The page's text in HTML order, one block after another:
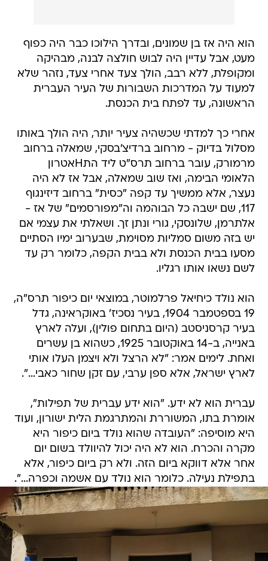
הוא היה אז בן שמונים, ובדרך הילוכו כבר היה כפוף
מעט, אבל עדיין היה לבוש חולצה לבנה, מבהיקה
ומקופלת, ללא רבב, הולך צעד אחרי צעד, נזהר שלא
למעוד על המדרכות השבורות של העיר העברית
הראשונה, עד לפתח בית הכנסת.
אחרי כך למדתי שכשהיה צעיר יותר, היה הולך באותו
מסלול בדיוק - מרחוב ברדיצ'בסקי, שמאלה ברחוב
מרמורק, עובר ברחוב תרס"ט ליד התHאטרון
הלאומי הבימה, ואז שוב שמאלה, אבל אז לא היה
נעצר, אלא ממשיך עד קפה "כסית" ברחוב דיזינגוף
117, שם ישבה כל הבוהמה וה"מפורסמים" של אז -
אלתרמן, שלונסקי, גורי ונתן זך. ושאלתי את עצמי אם
יש בזה משום סמליות מסוימת, שבערוב ימיו הסתיים
מסעו בבית הכנסת ולא בבית הקפה, כלומר רק עד
לשם נשאו אותו רגליו.
הוא נולד כיחיאל פרלמוטר, במוצאי יום כיפור תרס"ה,
19 בספטמבר 1904, בעיר נסכיז' באוקראינה, גדל
בעיר קרסניסטב (היום בתחום פולין), ועלה לארץ
באנייה, ב-14 באוקטובר 1925, כשהוא בן עשרים
ואחת. לימים אמר: "לא הרצל ולא ויצמן העלו אותי
לארץ ישראל, אלא ספן ערבי, עם זקן שחור כאבי...".
עברית הוא לא ידע. "הוא ידע עברית של תפילות",
אומרת בתו, המשוררת והמתרגמת הלית ישורון, ועוד
היא מוסיפה: "העובדה שהוא נולד ביום כיפור היא
מקרה והכרח. הוא לא היה יכול להיוולד בשום יום
אחר אלא דווקא ביום הזה. ולא רק ביום כיפור, אלא
בתפילת נעילה. כלומר הוא נולד עם אשמה וכפרה...".